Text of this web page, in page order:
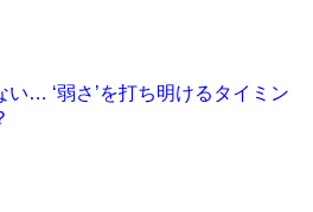
い… ‘弱さ’を打ち明けるタイミン